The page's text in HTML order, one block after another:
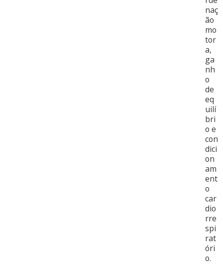
naç
ão
mo
tor
a,
ga
nh
o
de
eq
uilí
bri
o e
con
dici
on
am
ent
o
car
dio
rre
spi
rat
óri
o.